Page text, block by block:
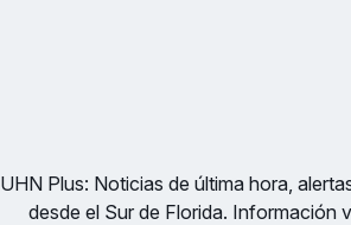
UHN Plus: Noticias de última hora,
desde el Sur de Florida. Información